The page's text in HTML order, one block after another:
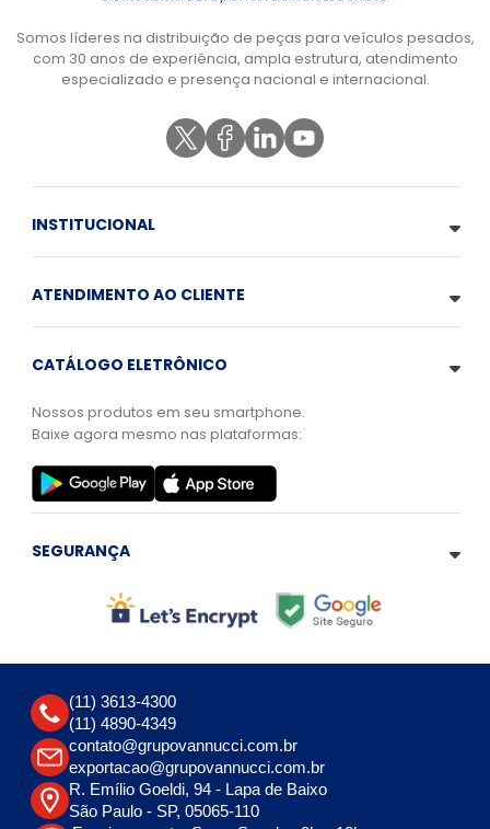
Somos líderes na distribuição de peças para veículos pesados,
com 30 anos de experiência, ampla estrutura, atendimento
especializado e presença nacional e internacional.
INSTITUCIONAL
ATENDIMENTO AO CLIENTE
CATÁLOGO ELETRÔNICO
Nossos produtos em seu smartphone.
Baixe agora mesmo nas plataformas:
SEGURANÇA
(11) 3613-4300
(11) 4890-4349
contato@grupovannucci.com.br
exportacao@grupovannucci.com.br
R. Emílio Goeldi, 94 - Lapa de Baixo
São Paulo - SP, 05065-110